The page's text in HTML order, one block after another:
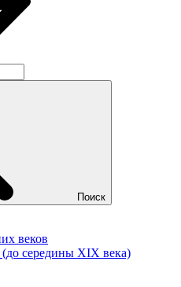
Поиск
веков
середины XIX века)